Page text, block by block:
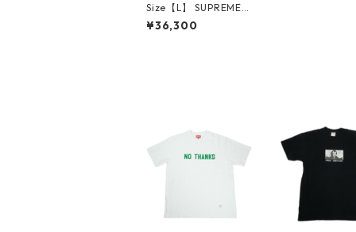
Size【L】 SUPREME
シュプリーム 26SS Ch
ain Link Basketball S
¥36,300